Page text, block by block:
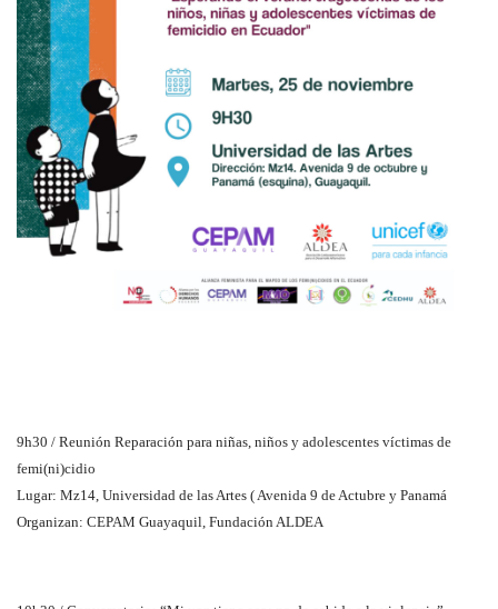
9h30 / Reunión Reparación para niñas, niños y adolescentes víctimas de
femi(ni)cidio
Lugar: Mz14, Universidad de las Artes ( Avenida 9 de Actubre y Panamá
Organizan: CEPAM Guayaquil, Fundación ALDEA